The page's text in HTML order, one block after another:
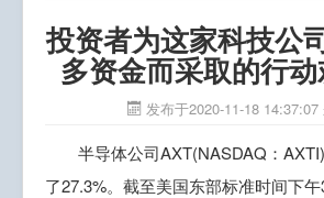
投资者为这家科技公
多资金而采取的行
发布于2020-11-18 14:37:07
半导体公司AXT(NASDAQ：
了27.3%。截至美国东部标准时间下